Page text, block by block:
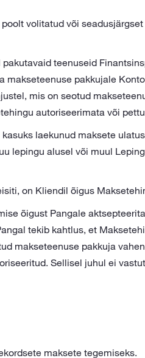
volitatud või
teenuseid
makseteenuse pakkujale
mis on seotud
autoriseerimata või
laekunud maksete
lepingu alusel või muul
on Kliendil õigus
õigust Pangale
tekib kahtlus, et
makseteenuse pakkuja
Sellisel juhul ei
maksete tegemiseks.